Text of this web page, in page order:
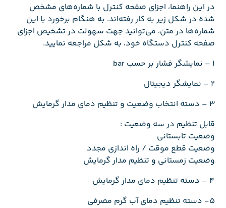
در این راهنما، اجزای صفحه کنترل با شماره‌های مشخص
شده در شکل زیر به کار رفته‌اند. به هنگام برخورد با این
شماره‌ها در متن، می‌توانید جهت سهولت در تشخیص اجزای
صفحه کنترل دستگاه خود، به شکل مراجعه نمایید.
1 – نمایشگر فشار بر حسب bar
2 – نمایشگر دیجیتال
3 – دسته انتخاب وضعیت و تنظیم دمای مدار گرمایش
قابل تنظیم در سه وضعیت :
وضعیت تابستانی
وضعیت قطع موقت / راه اندازی مجدد
وضعیت زمستانی و تنظیم مدار گرمایش
4 – دسته تنظیم دمای مدار گرمایش
5- دسته تنظیم دمای آب گرم مصرفی